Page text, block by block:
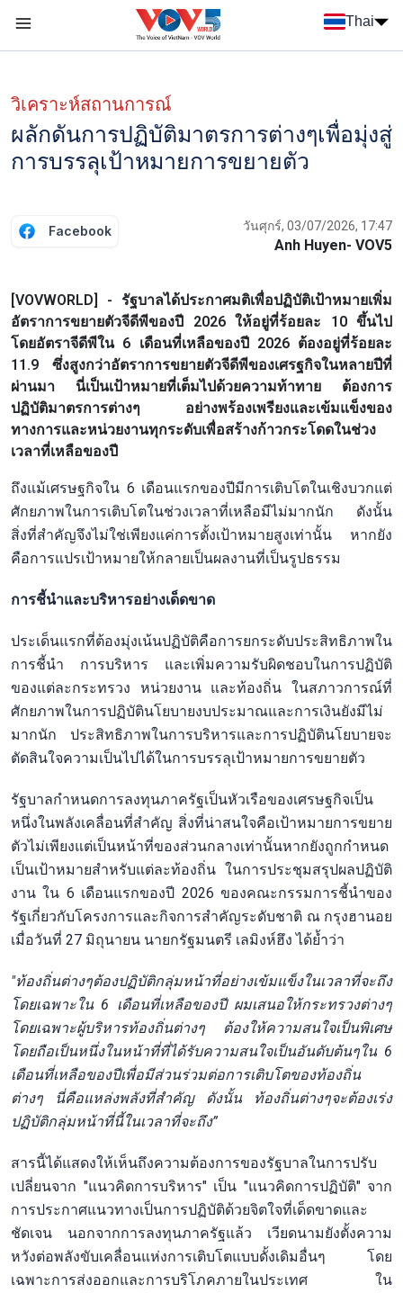
Thai
วิเคราะห์สถานการณ์
ผลักดันการปฏิบัติมาตรการต่างๆเพื่อมุ่งสู่
การบรรลุเป้าหมายการขยายตัว
Facebook วันศุกร์, 03/07/2026, 17:47
Anh Huyen- VOV5
[VOVWORLD] - รัฐบาลได้ประกาศมติเพื่อปฏิบัติเป้าหมายเพิ่ม
อัตราการขยายตัวจีดีพีของปี 2026 ให้อยู่ที่ร้อยละ 10 ขึ้นไป
โดยอัตราจีดีพีใน 6 เดือนที่เหลือของปี 2026 ต้องอยู่ที่ร้อยละ
11.9 ซึ่งสูงกว่าอัตราการขยายตัวจีดีพีของเศรฐกิจในหลายปีที่
ผ่านมา นี่เป็นเป้าหมายที่เต็มไปด้วยความท้าทาย ต้องการ
ปฏิบัติมาตรการต่างๆ อย่างพร้องเพรียงและเข้มแข็งของ
ทางการและหน่วยงานทุกระดับเพื่อสร้างก้าวกระโดดในช่วง
เวลาที่เหลือของปี
ถึงแม้เศรษฐกิจใน 6 เดือนแรกของปีมีการเติบโตในเชิงบวกแต่
ศักยภาพในการเติบโตในช่วงเวลาที่เหลือมีไม่มากนัก ดังนั้น
สิ่งที่สำคัญจึงไม่ใช่เพียงแค่การตั้งเป้าหมายสูงเท่านั้น หากยัง
คือการแปรเป้าหมายให้กลายเป็นผลงานที่เป็นรูปธรรม
การชี้นำและบริหารอย่างเด็ดขาด
ประเด็นแรกที่ต้องมุ่งเน้นปฏิบัติคือการยกระดับประสิทธิภาพใน
การชี้นำ การบริหาร และเพิ่มความรับผิดชอบในการปฏิบัติ
ของแต่ละกระทรวง หน่วยงาน และท้องถิ่น ในสภาวการณ์ที่
ศักยภาพในการปฏิบัตินโยบายงบประมาณและการเงินยังมีไม่
มากนัก ประสิทธิภาพในการบริหารและการปฏิบัตินโยบายจะ
ตัดสินใจความเป็นไปได้ในการบรรลุเป้าหมายการขยายตัว
รัฐบาลกำหนดการลงทุนภาครัฐเป็นหัวเรือของเศรษฐกิจเป็น
หนึ่งในพลังเคลื่อนที่สำคัญ สิ่งที่น่าสนใจคือเป้าหมายการขยาย
ตัวไม่เพียงแต่เป็นหน้าที่ของส่วนกลางเท่านั้นหากยังถูกกำหนด
เป็นเป้าหมายสำหรับแต่ละท้องถิ่น ในการประชุมสรุปผลปฏิบัติ
งาน ใน 6 เดือนแรกของปี 2026 ของคณะกรรมการชี้นำของ
รัฐเกี่ยวกับโครงการและกิจการสำคัญระดับชาติ ณ กรุงฮานอย
เมื่อวันที่ 27 มิถุนายน นายกรัฐมนตรี เลมิงห์ฮึง ได้ย้ำว่า
"ท้องถิ่นต่างๆต้องปฏิบัติกลุ่มหน้าที่อย่างเข้มแข็งในเวลาที่จะถึง
โดยเฉพาะใน 6 เดือนที่เหลือของปี ผมเสนอให้กระทรวงต่างๆ
โดยเฉพาะผู้บริหารท้องถิ่นต่างๆ ต้องให้ความสนใจเป็นพิเศษ
โดยถือเป็นหนึ่งในหน้าที่ที่ได้รับความสนใจเป็นอันดับต้นๆใน 6
เดือนที่เหลือของปีเพื่อมีส่วนร่วมต่อการเติบโตของท้องถิ่น
ต่างๆ นี่คือแหล่งพลังที่สำคัญ ดังนั้น ท้องถิ่นต่างๆจะต้องเร่ง
ปฏิบัติกลุ่มหน้าที่นี้ในเวลาที่จะถึง”
สารนี้ได้แสดงให้เห็นถึงความต้องการของรัฐบาลในการปรับ
เปลี่ยนจาก "แนวคิดการบริหาร" เป็น "แนวคิดการปฏิบัติ" จาก
การประกาศแนวทางเป็นการปฏิบัติด้วยจิตใจที่เด็ดขาดและ
ชัดเจน นอกจากการลงทุนภาครัฐแล้ว เวียดนามยังตั้งความ
หวังต่อพลังขับเคลื่อนแห่งการเติบโตแบบดั้งเดิมอื่นๆ โดย
เฉพาะการส่งออกและการบริโภคภายในประเทศ ใน